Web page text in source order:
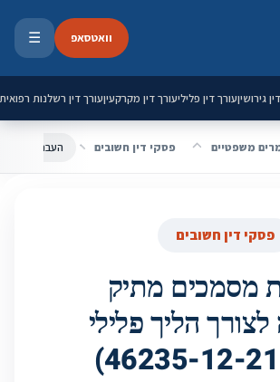
וואטסאפ ☰
גירושיןעורך דין פליליעורך דין מקרקעיןעורך דין רשלנות רפואית
משפטיים פסקי דין חשובים
פסקי דין חשובים
מסמכים מתיק
הליך פלילי